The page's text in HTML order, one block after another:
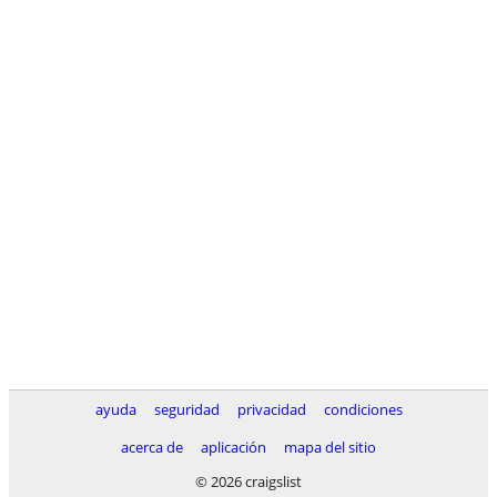
ayuda seguridad privacidad
condiciones
acerca de
aplicación
mapa del sitio
© 2026 craigslist